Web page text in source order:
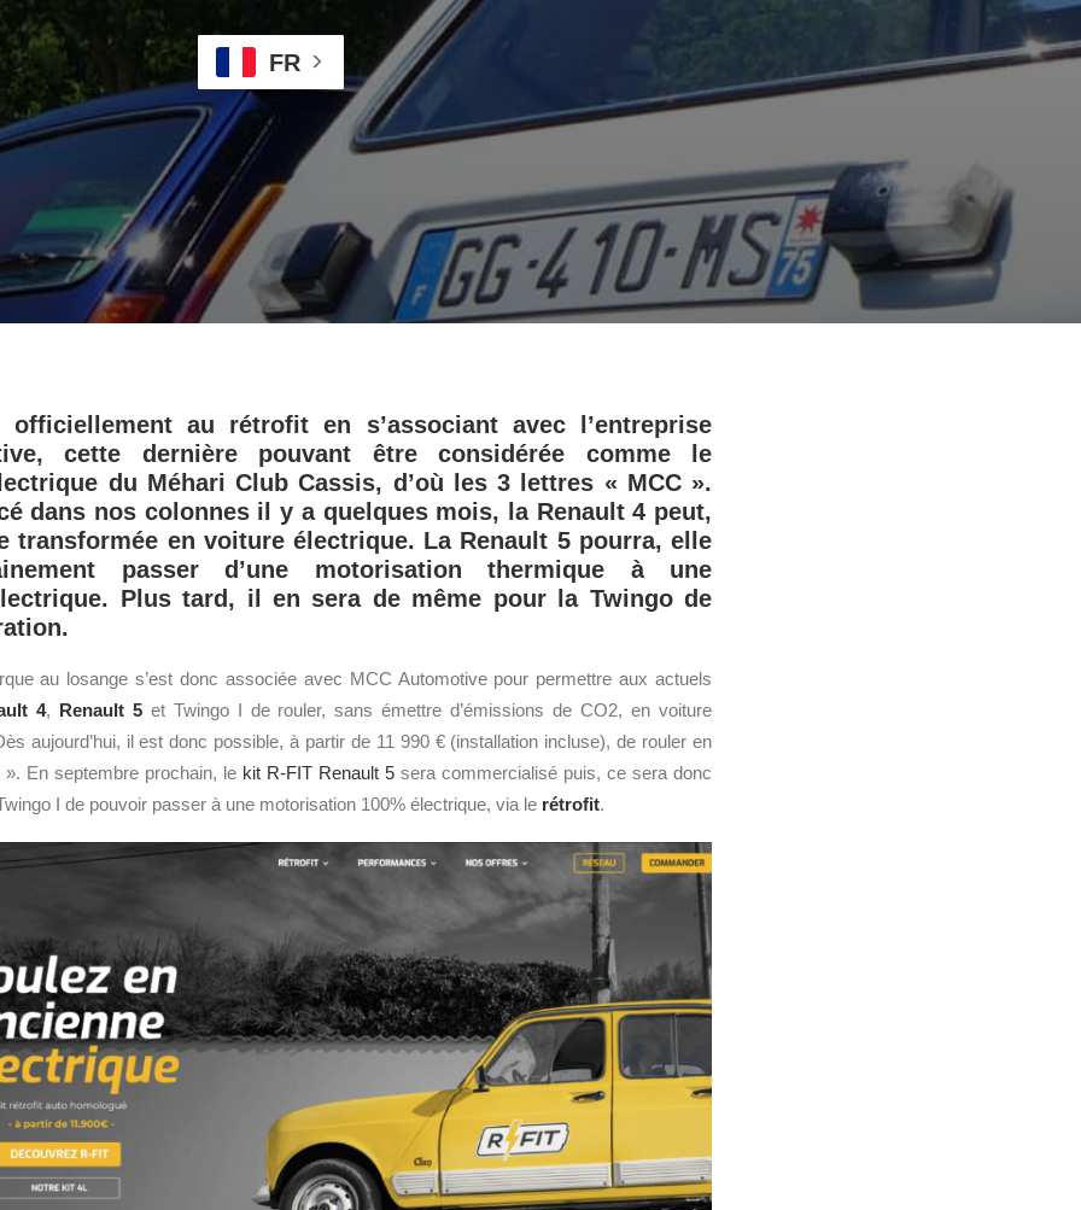
FR
officiellement au rétrofit en s’associant avec l’entreprise
cette dernière pouvant être considérée comme le
du Méhari Club Cassis, d’où les 3 lettres « MCC ».
dans nos colonnes il y a quelques mois, la Renault 4 peut,
transformée en voiture électrique. La Renault 5 pourra, elle
passer d’une motorisation thermique à une
Plus tard, il en sera de même pour la Twingo de
au losange s’est donc associée avec MCC Automotive pour permettre aux actuels
4, Renault 5et Twingo I de rouler, sans émettre d’émissions de CO2, en voiture
aujourd’hui, il est donc possible, à partir de 11 990 € (installation incluse), de rouler en
En septembre prochain, le kit R-FIT Renault 5 sera commercialisé puis, ce sera donc
I de pouvoir passer à une motorisation 100% électrique, via le rétrofit.